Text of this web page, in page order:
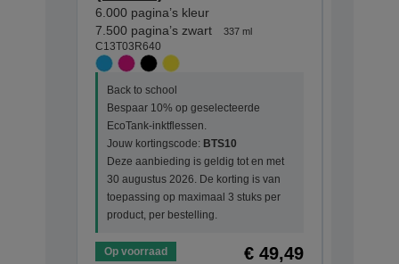
6.000 pagina’s kleur
7.500 pagina’s zwart
337 ml
C13T03R640
Back to school
Bespaar 10% op geselecteerde
EcoTank-inktflessen.
Jouw kortingscode: BTS10
Deze aanbieding is geldig tot en met
30 augustus 2026. De korting is van
toepassing op maximaal 3 stuks per
product, per bestelling.
Op voorraad € 49,49